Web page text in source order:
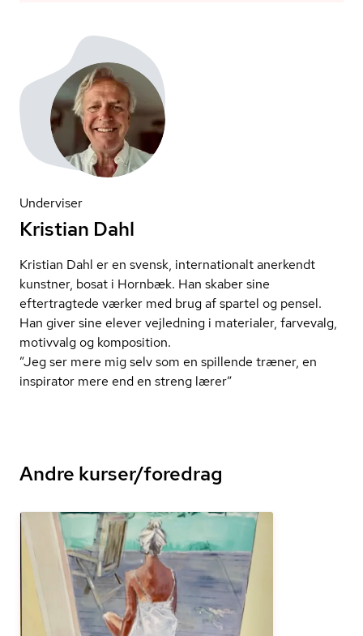
Underviser
Kristian Dahl
Kristian Dahl er en svensk, internationalt anerkendt
kunstner, bosat i Hornbæk. Han skaber sine
eftertragtede værker med brug af spartel og pensel.
Han giver sine elever vejledning i materialer, farvevalg,
motivvalg og komposition.
”Jeg ser mere mig selv som en spillende træner, en
inspirator mere end en streng lærer”
Andre kurser/foredrag